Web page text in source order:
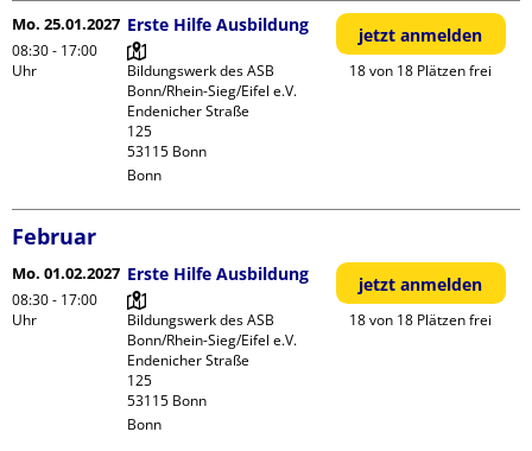
Mo. 25.01.2027
08:30 - 17:00
Uhr
Erste Hilfe Ausbildung
Bildungswerk des ASB
Bonn/Rhein-Sieg/Eifel e.V.
Endenicher Straße
125
Bonn
jetzt anmelden
18 von 18 Plätzen frei
Februar
Mo. 01.02.2027
08:30 - 17:00
Uhr
Erste Hilfe Ausbildung
Bildungswerk des ASB
Bonn/Rhein-Sieg/Eifel e.V.
Endenicher Straße
125
Bonn
jetzt anmelden
18 von 18 Plätzen frei